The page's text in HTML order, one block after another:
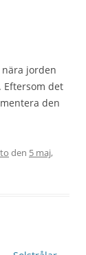
jorden
Eftersom det
den
den 5 maj,